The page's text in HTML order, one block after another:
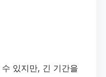
있지만, 긴 기간을